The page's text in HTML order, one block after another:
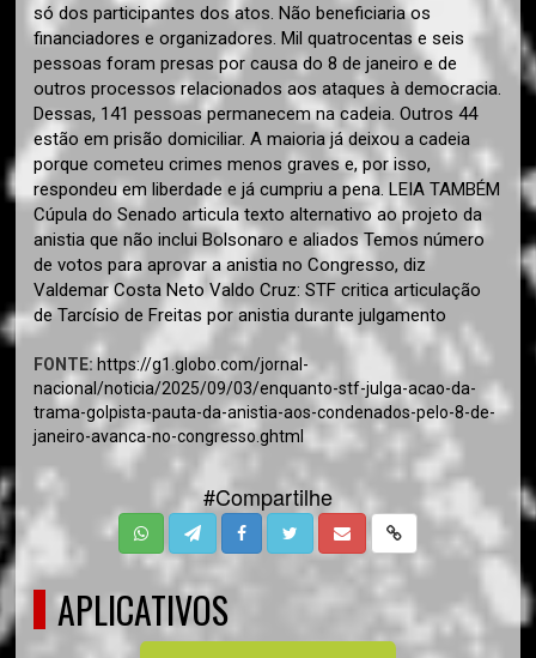
só dos participantes dos atos. Não beneficiaria os
financiadores e organizadores. Mil quatrocentas e seis
pessoas foram presas por causa do 8 de janeiro e de
outros processos relacionados aos ataques à democracia.
Dessas, 141 pessoas permanecem na cadeia. Outros 44
estão em prisão domiciliar. A maioria já deixou a cadeia
porque cometeu crimes menos graves e, por isso,
respondeu em liberdade e já cumpriu a pena. LEIA TAMBÉM
Cúpula do Senado articula texto alternativo ao projeto da
anistia que não inclui Bolsonaro e aliados Temos número
de votos para aprovar a anistia no Congresso, diz
Valdemar Costa Neto Valdo Cruz: STF critica articulação
de Tarcísio de Freitas por anistia durante julgamento
FONTE: https://g1.globo.com/jornal-
nacional/noticia/2025/09/03/enquanto-stf-julga-acao-da-
trama-golpista-pauta-da-anistia-aos-condenados-pelo-8-de-
janeiro-avanca-no-congresso.ghtml
#Compartilhe
APLICATIVOS